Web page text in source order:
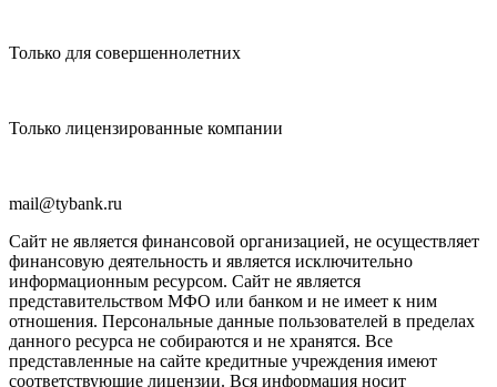
Брала займ под 1,5 процента!Самые
карту пришли, что очень удобно!
Мороки с документами...
Только для совершеннолетних
Только лицензированные компании
mail@tybank.ru
Сайт не является финансовой организацией, не осуществляет
финансовую деятельность и является исключительно
информационным ресурсом. Сайт не является
представительством МФО или банком и не имеет к ним
отношения. Персональные данные пользователей в пределах
данного ресурса не собираются и не хранятся. Все
представленные на сайте кредитные учреждения имеют
соответствующие лицензии. Вся информация носит